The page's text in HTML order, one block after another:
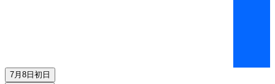
7月8日 初日